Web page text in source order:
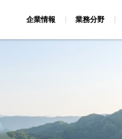
企業情報 業務分野
建設コンサルタント
支援）
関連事業